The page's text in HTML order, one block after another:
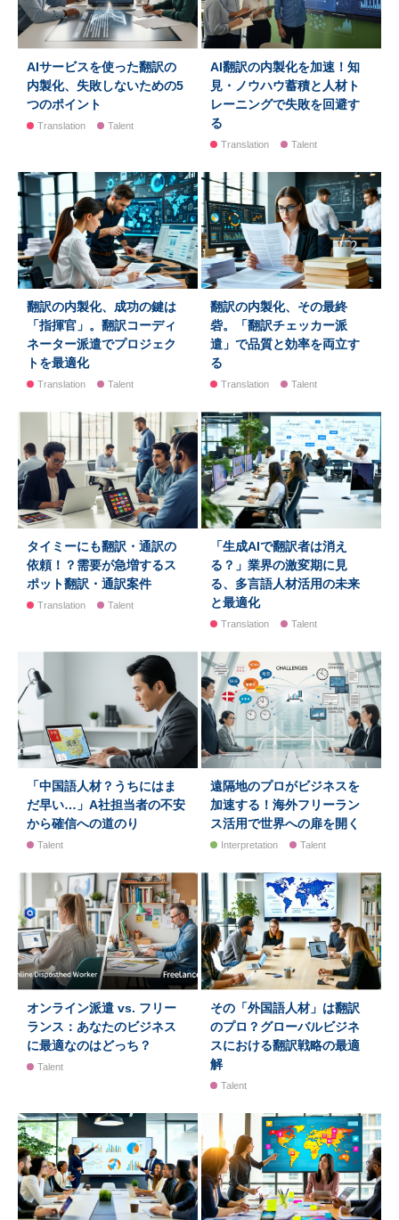
AIサービスを使った翻訳の
内製化、失敗しないための5
つのポイント
Translation Talent
AI翻訳の内製化を加速！知
見・ノウハウ蓄積と人材ト
レーニングで失敗を回避す
る
Translation Talent
翻訳の内製化、成功の鍵は
「指揮官」。翻訳コーディ
ネーター派遣でプロジェク
トを最適化
Translation Talent
翻訳の内製化、その最終
砦。「翻訳チェッカー派
遣」で品質と効率を両立す
る
Translation Talent
タイミーにも翻訳・通訳の
依頼！？需要が急増するス
ポット翻訳・通訳案件
Translation Talent
「生成AIで翻訳者は消え
る？」業界の激変期に見
る、多言語人材活用の未来
と最適化
Translation Talent
「中国語人材？うちにはま
だ早い…」A社担当者の不安
から確信への道のり
Talent
遠隔地のプロがビジネスを
加速する！海外フリーラン
ス活用で世界への扉を開く
Interpretation Talent
オンライン派遣 vs. フリー
ランス：あなたのビジネス
に最適なのはどっち？
Talent
その「外国語人材」は翻訳
のプロ？グローバルビジネ
スにおける翻訳戦略の最適
解
Talent